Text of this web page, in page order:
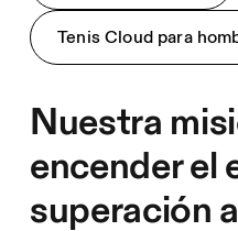
Tenis Cloud para
Nuestra
encender el
superación